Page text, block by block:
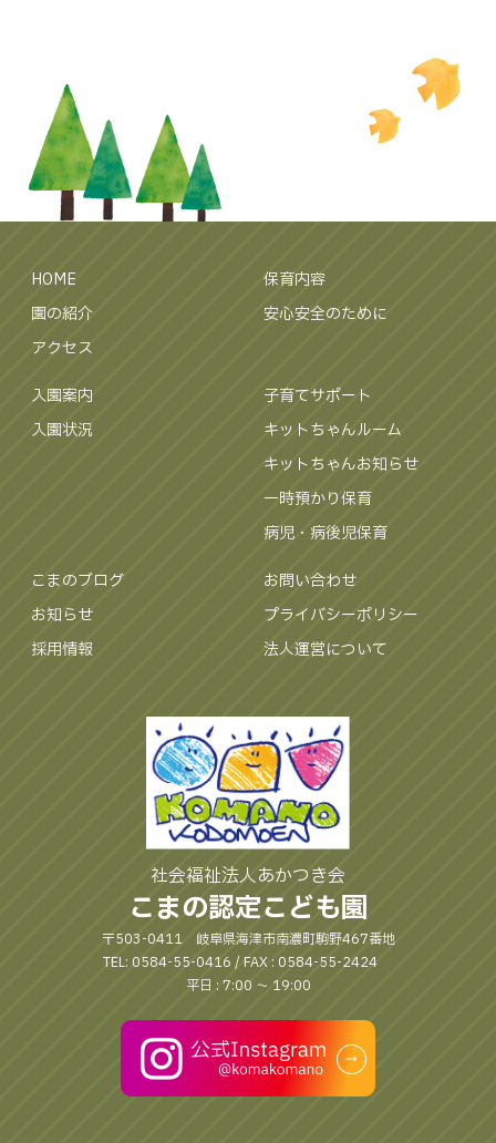
HOME
園の紹介
アクセス
保育内容
安心安全のために
入園案内
入園状況
子育てサポート
キットちゃんルーム
キットちゃんお知らせ
一時預かり保育
病児・病後児保育
こまのブログ
お知らせ
採用情報
お問い合わせ
プライバシーポリシー
法人運営について
社会福祉法人あかつき会
こまの認定こども園
〒503-0411 岐阜県海津市南濃町駒野467番地
TEL: 0584-55-0416 / FAX : 0584-55-2424
平日 : 7:00 〜 19:00